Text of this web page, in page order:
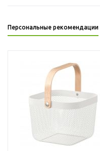
Персональные рекомендации